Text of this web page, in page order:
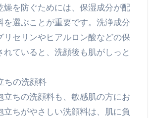
燥を防ぐためには、保湿成分が配
を選ぶことが重要です。洗浄成分
リセリンやヒアルロン酸などの保
れていると、洗顔後も肌がしっと
ちの洗顔料
立ちの洗顔料も、敏感肌の方にお
立ちがやさしい洗顔料は、肌に負